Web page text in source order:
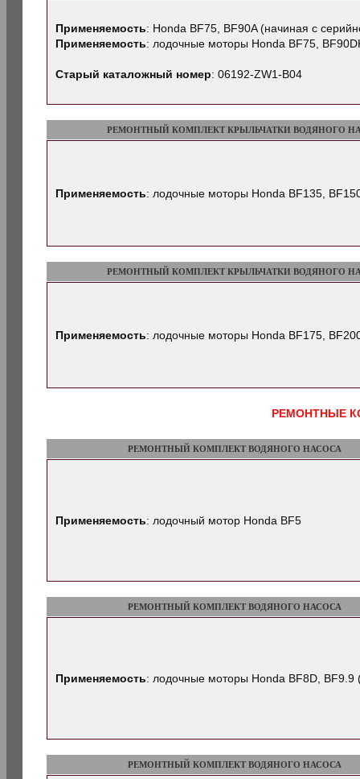
Применяемость: Honda BF75, BF90A (начиная с
Применяемость: лодочные моторы Honda BF75,
Старый каталожный номер: 06192-ZW1-B04
РЕМОНТНЫЙ КОМПЛЕКТ КРЫЛЬЧАТКИ ВОДЯНОГО
Применяемость: лодочные моторы Honda BF135,
РЕМОНТНЫЙ КОМПЛЕКТ КРЫЛЬЧАТКИ ВОДЯНОГО
Применяемость: лодочные моторы Honda BF175,
РЕМОНТНЫЕ
РЕМОНТНЫЙ КОМПЛЕКТ ВОДЯНОГО НАСОСА
Применяемость: лодочный мотор Honda BF5
РЕМОНТНЫЙ КОМПЛЕКТ ВОДЯНОГО НАСОСА
Применяемость: лодочные моторы Honda BF8D, BF9.9
РЕМОНТНЫЙ КОМПЛЕКТ ВОДЯНОГО НАСОСА